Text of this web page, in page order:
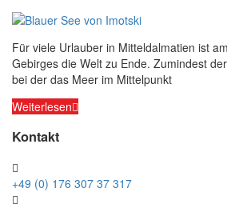
Für viele Urlauber in Mitteldalmatien ist
Gebirges die Welt zu Ende. Zumindest
bei der das Meer im Mittelpunkt
Weiterlesen
Kontakt
+49 (0) 176 307 37 317